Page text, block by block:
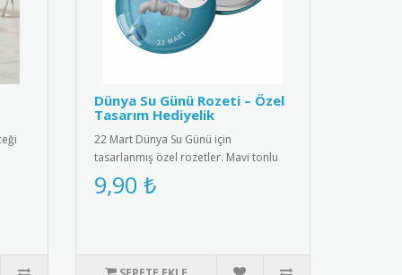
Dünya Su Günü Rozeti – Özel
Tasarım Hediyelik
22 Mart Dünya Su Günü için
tasarlanmış özel rozetler. Mavi tonlu
su damlası ve dünya ikonu ile çevre..
9,90 ₺